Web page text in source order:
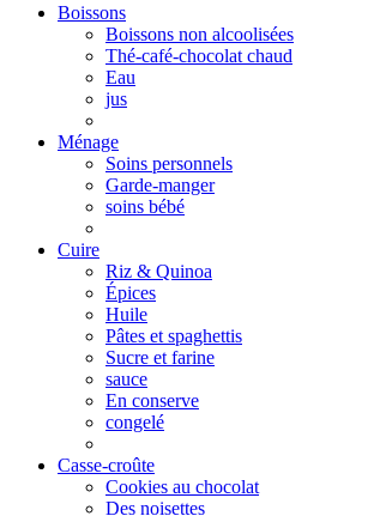
Boissons
Boissons non alcoolisées
Thé-café-chocolat chaud
Eau
jus
Ménage
Soins personnels
Garde-manger
soins bébé
Cuire
Riz & Quinoa
Épices
Huile
Pâtes et spaghettis
Sucre et farine
sauce
En conserve
congelé
Casse-croûte
Cookies au chocolat
Des noisettes